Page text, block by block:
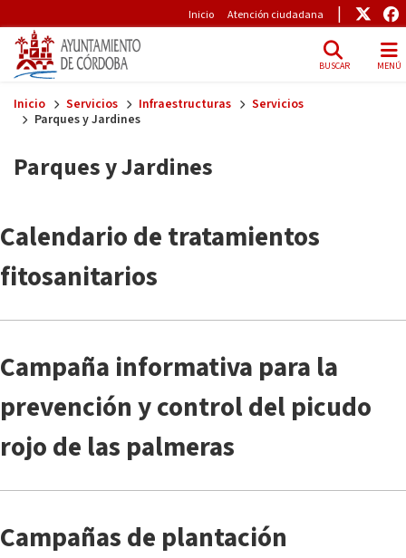
Pre-Header
Inicio Atención ciudadana
BUSCAR MENÚ
Inicio Servicios Infraestructuras
Servicios
Parques y Jardines
Parques y Jardines
Calendario de tratamientos
fitosanitarios
Campaña informativa para la
prevención y control del picudo
rojo de las palmeras
Campañas de plantación